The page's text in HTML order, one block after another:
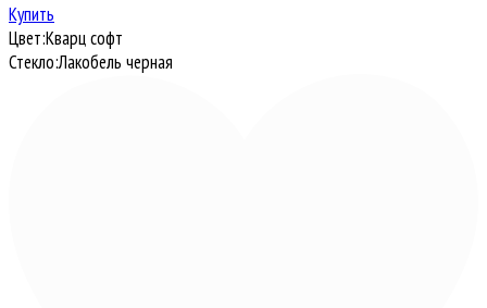
Купить
Цвет:Кварц софт
Стекло:Лакобель черная